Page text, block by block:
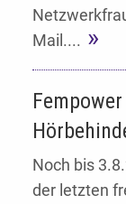
Mail....
Noch bis
der letzten